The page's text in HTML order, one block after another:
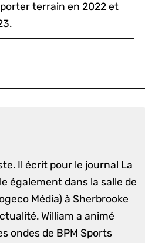
terrain en 2022 et
Il écrit pour le journal La
également dans la salle de
Média) à Sherbrooke
William a animé
ondes de BPM Sports